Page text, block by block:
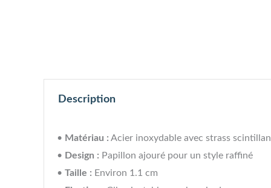
Description
• Matériau : Acier inoxydable avec strass
• Design : Papillon ajouré pour un style raffiné
• Taille : Environ 1.1 cm